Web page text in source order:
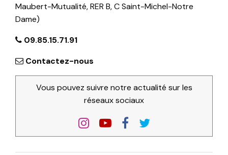
Maubert-Mutualité, RER B, C Saint-Michel-Notre
Dame)
09.85.15.71.91
Contactez-nous
Vous pouvez suivre notre actualité sur les
réseaux sociaux